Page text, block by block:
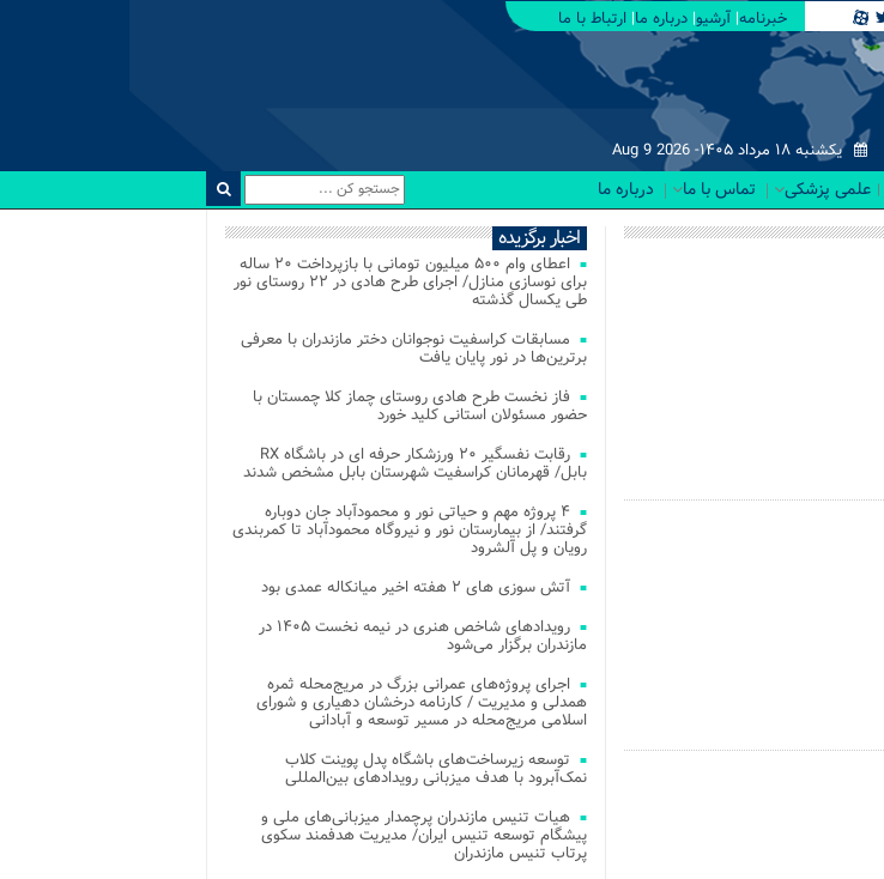
خبرنامه آرشیو درباره ما ارتباط با ما
یکشنبه ۱۸ مرداد ۱۴۰۵- Aug 9 2026
علمی پزشکی تماس با ما درباره ما
اخبار برگزیده
اعطای وام ۵۰۰ میلیون تومانی با بازپرداخت ۲۰ ساله
برای نوسازی منازل/ اجرای طرح هادی در ۲۲ روستای نور
طی یکسال گذشته
مسابقات کراسفیت نوجوانان دختر مازندران با معرفی
برترین‌ها در نور پایان یافت
فاز نخست طرح هادی روستای چماز کلا چمستان با
حضور مسئولان استانی کلید خورد
رقابت نفسگیر ۲۰ ورزشکار حرفه ای در باشگاه RX
بابل/ قهرمانان کراسفیت شهرستان بابل مشخص شدند
۴ پروژه مهم و حیاتی نور و محمودآباد جان دوباره
گرفتند/ از بیمارستان نور و نیروگاه محمودآباد تا کمربندی
رویان و پل آلشرود
آتش‌ سوزی‌ های ۲ هفته اخیر میانکاله عمدی بود
رویدادهای شاخص هنری در نیمه نخست ۱۴۰۵ در
مازندران برگزار می‌شود
اجرای پروژه‌های عمرانی بزرگ در مریج‌محله ثمره
همدلی و مدیریت / کارنامه درخشان دهیاری و شورای
اسلامی مریج‌محله در مسیر توسعه و آبادانی
توسعه زیرساخت‌های باشگاه پدل پوینت کلاب
نمک‌آبرود با هدف میزبانی رویدادهای بین‌المللی
هیات تنیس مازندران پرچمدار میزبانی‌های ملی و
پیشگام توسعه تنیس ایران/ مدیریت هدفمند سکوی
پرتاب تنیس مازندران